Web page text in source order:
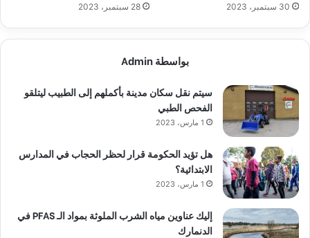
30 سبتمبر، 2023 28 سبتمبر، 2023
بواسطة Admin
سيتم نقل سكان مدينة بأكملهم إلى الطبيب ليتلقو
الفحص الطبي
1 مارس، 2023
هل تؤيد الحكومة قرار لحظر الحجاب في المدارس
الابتدائية؟
1 مارس، 2023
إليك عناوين مياه الشرب الملوثة بمواد الـ PFAS في
الدنمارك